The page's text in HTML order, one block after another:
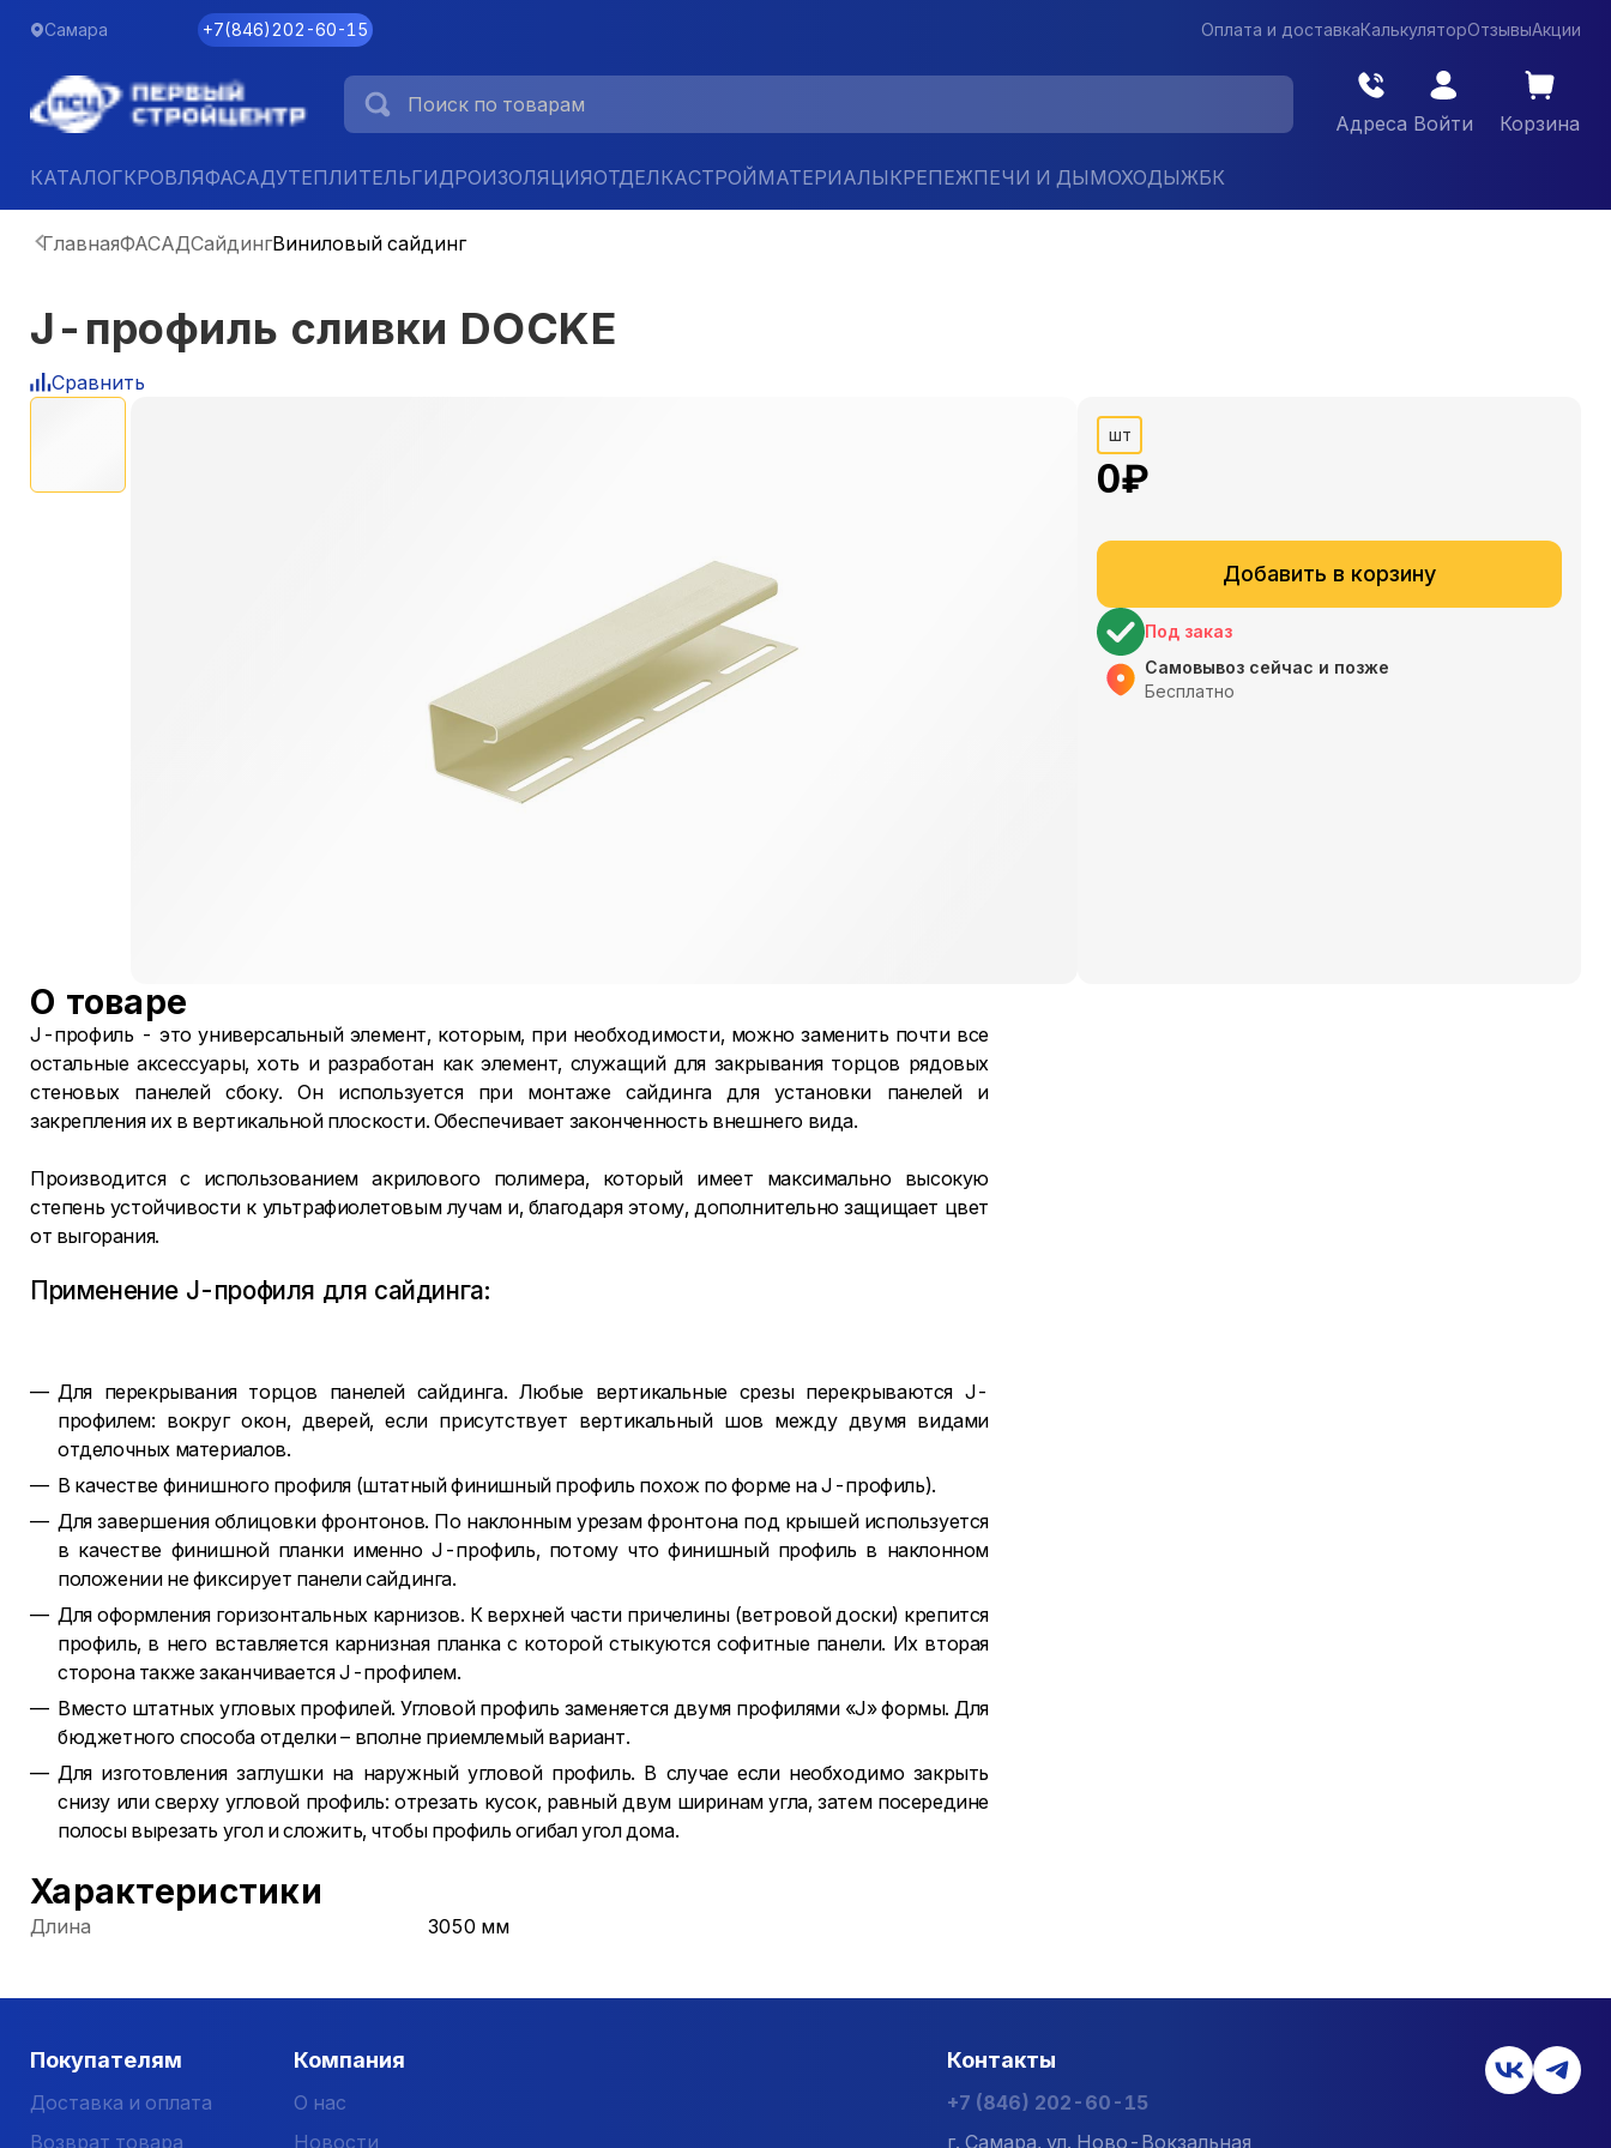
Самара +7(846)202-60-15 Оплата и доставкаКалькуляторОтзывыАкции
Адреса Войти Корзина
КАТАЛОГКРОВЛЯФАСАДУТЕПЛИТЕЛЬГИДРОИЗОЛЯЦИЯОТДЕЛКАСТРОЙМАТЕРИАЛЫКРЕПЕЖПЕЧИ И ДЫМОХОДЫЖБК
ГлавнаяФАСАДСайдингВиниловый сайдинг
J-профиль сливки DOCKE
Сравнить
шт
0₽
Добавить в корзину
Под заказ
Самовывоз сейчас и позже
Бесплатно
О товаре
J-профиль - это универсальный элемент, которым, при необходимости, можно заменить почти все
остальные аксессуары, хоть и разработан как элемент, служащий для закрывания торцов рядовых
стеновых панелей сбоку. Он используется при монтаже сайдинга для установки панелей и
закрепления их в вертикальной плоскости. Обеспечивает законченность внешнего вида.
Производится с использованием акрилового полимера, который имеет максимально высокую
степень устойчивости к ультрафиолетовым лучам и, благодаря этому, дополнительно защищает цвет
от выгорания.
Применение J-профиля для сайдинга:
Для перекрывания торцов панелей сайдинга. Любые вертикальные срезы перекрываются J-
профилем: вокруг окон, дверей, если присутствует вертикальный шов между двумя видами
отделочных материалов.
В качестве финишного профиля (штатный финишный профиль похож по форме на J-профиль).
Для завершения облицовки фронтонов. По наклонным урезам фронтона под крышей используется
в качестве финишной планки именно J-профиль, потому что финишный профиль в наклонном
положении не фиксирует панели сайдинга.
Для оформления горизонтальных карнизов. К верхней части причелины (ветровой доски) крепится
профиль, в него вставляется карнизная планка с которой стыкуются софитные панели. Их вторая
сторона также заканчивается J-профилем.
Вместо штатных угловых профилей. Угловой профиль заменяется двумя профилями «J» формы. Для
бюджетного способа отделки – вполне приемлемый вариант.
Для изготовления заглушки на наружный угловой профиль. В случае если необходимо закрыть
снизу или сверху угловой профиль: отрезать кусок, равный двум ширинам угла, затем посередине
полосы вырезать угол и сложить, чтобы профиль огибал угол дома.
Характеристики
Длина 3050 мм
Покупателям
Доставка и оплата
Возврат товара
Компания
О нас
Новости
Контакты
+7 (846) 202-60-15
г. Самара, ул. Ново-Вокзальная